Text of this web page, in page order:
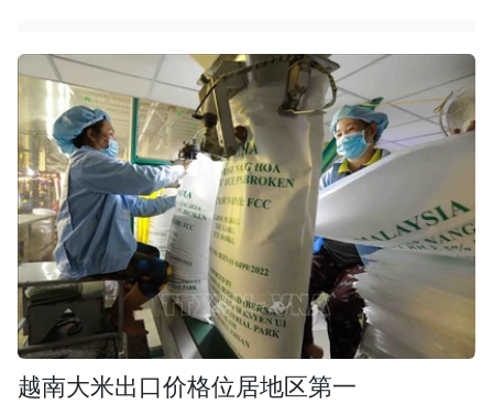
越南大米出口价格位居地区第一